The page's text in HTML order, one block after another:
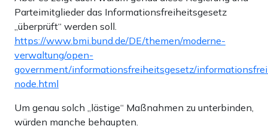
Parteimitglieder das Informationsfreiheitsgesetz
„überprüft“ werden soll.
https://www.bmi.bund.de/DE/themen/moderne-
verwaltung/open-
government/informationsfreiheitsgesetz/
node.html
Um genau solch „lästige“ Maßnahmen zu unterbinden,
würden manche behaupten.